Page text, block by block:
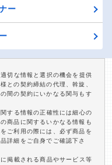
ー
切な情報と選択の機会を提供
との契約締結の代理、斡旋、
間の契約にいかなる関与もす
する情報の正確性には細心の
商品に関するいかなる情報も
ご利用の際には、必ず商品を
詳細をご自身でご確認下さ
掲載される商品やサービス等